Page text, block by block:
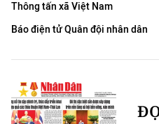
Thông tấn xã Việt Nam
Báo điện tử Quân đội nhân dân